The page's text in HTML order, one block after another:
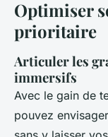
Optimiser
prioritaire
Articuler les
immersifs
Avec le gain de
pouvez